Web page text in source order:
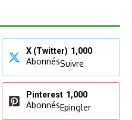
X (Twitter) 1,000
AbonnésSuivre
Pinterest 1,000
AbonnésEpingler